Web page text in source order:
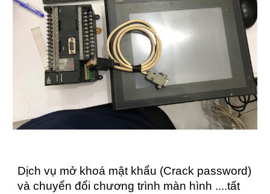
Dịch vụ mở khoá mật khẩu (Crack password)
và chuyển đổi chương trình màn hình ....tất